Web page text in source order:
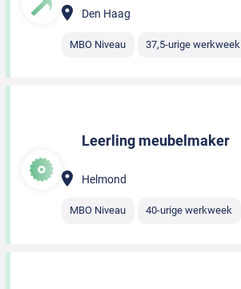
Den Haag
MBO Niveau 37,5-urige werkweek
Leerling meubelmaker
Helmond
MBO Niveau 40-urige werkweek